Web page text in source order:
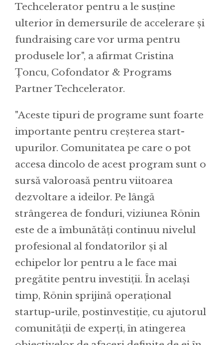
Techcelerator pentru a le susține
ulterior în demersurile de accelerare și
fundraising care vor urma pentru
produsele lor", a afirmat Cristina
Țoncu, Cofondator & Programs
Partner Techcelerator.
"Aceste tipuri de programe sunt foarte
importante pentru creșterea start-
upurilor. Comunitatea pe care o pot
accesa dincolo de acest program sunt o
sursă valoroasă pentru viitoarea
dezvoltare a ideilor. Pe lângă
strângerea de fonduri, viziunea Rōnin
este de a îmbunătăți continuu nivelul
profesional al fondatorilor și al
echipelor lor pentru a le face mai
pregătite pentru investiții. În același
timp, Rōnin sprijină operațional
startup-urile, postinvestiție, cu ajutorul
comunității de experți, în atingerea